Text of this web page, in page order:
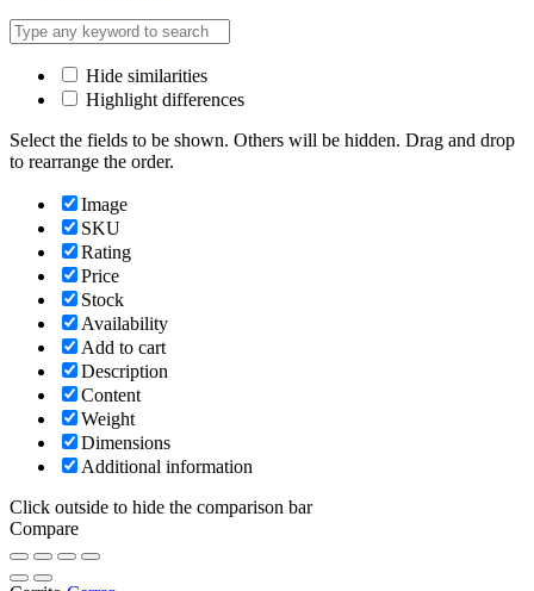
Hide similarities
Highlight differences
Select the fields to be shown. Others will be hidden. Drag and drop
to rearrange the order.
Image
SKU
Rating
Price
Stock
Availability
Add to cart
Description
Content
Weight
Dimensions
Additional information
Click outside to hide the comparison bar
Compare